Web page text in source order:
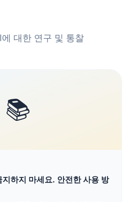
대한 연구 및 통찰
📚
하지 마세요. 안전한 사용 방